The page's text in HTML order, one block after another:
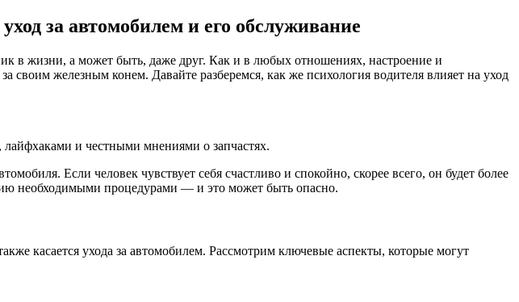
за автомобилем и его обслуживание
в жизни, а может быть, даже друг. Как и в любых отношениях, настроение и
своим железным конем. Давайте разберемся, как же психология водителя влияет на уход
и честными мнениями о запчастях.
Если человек чувствует себя счастливо и спокойно, скорее всего, он будет более
необходимыми процедурами — и это может быть опасно.
касается ухода за автомобилем. Рассмотрим ключевые аспекты, которые могут